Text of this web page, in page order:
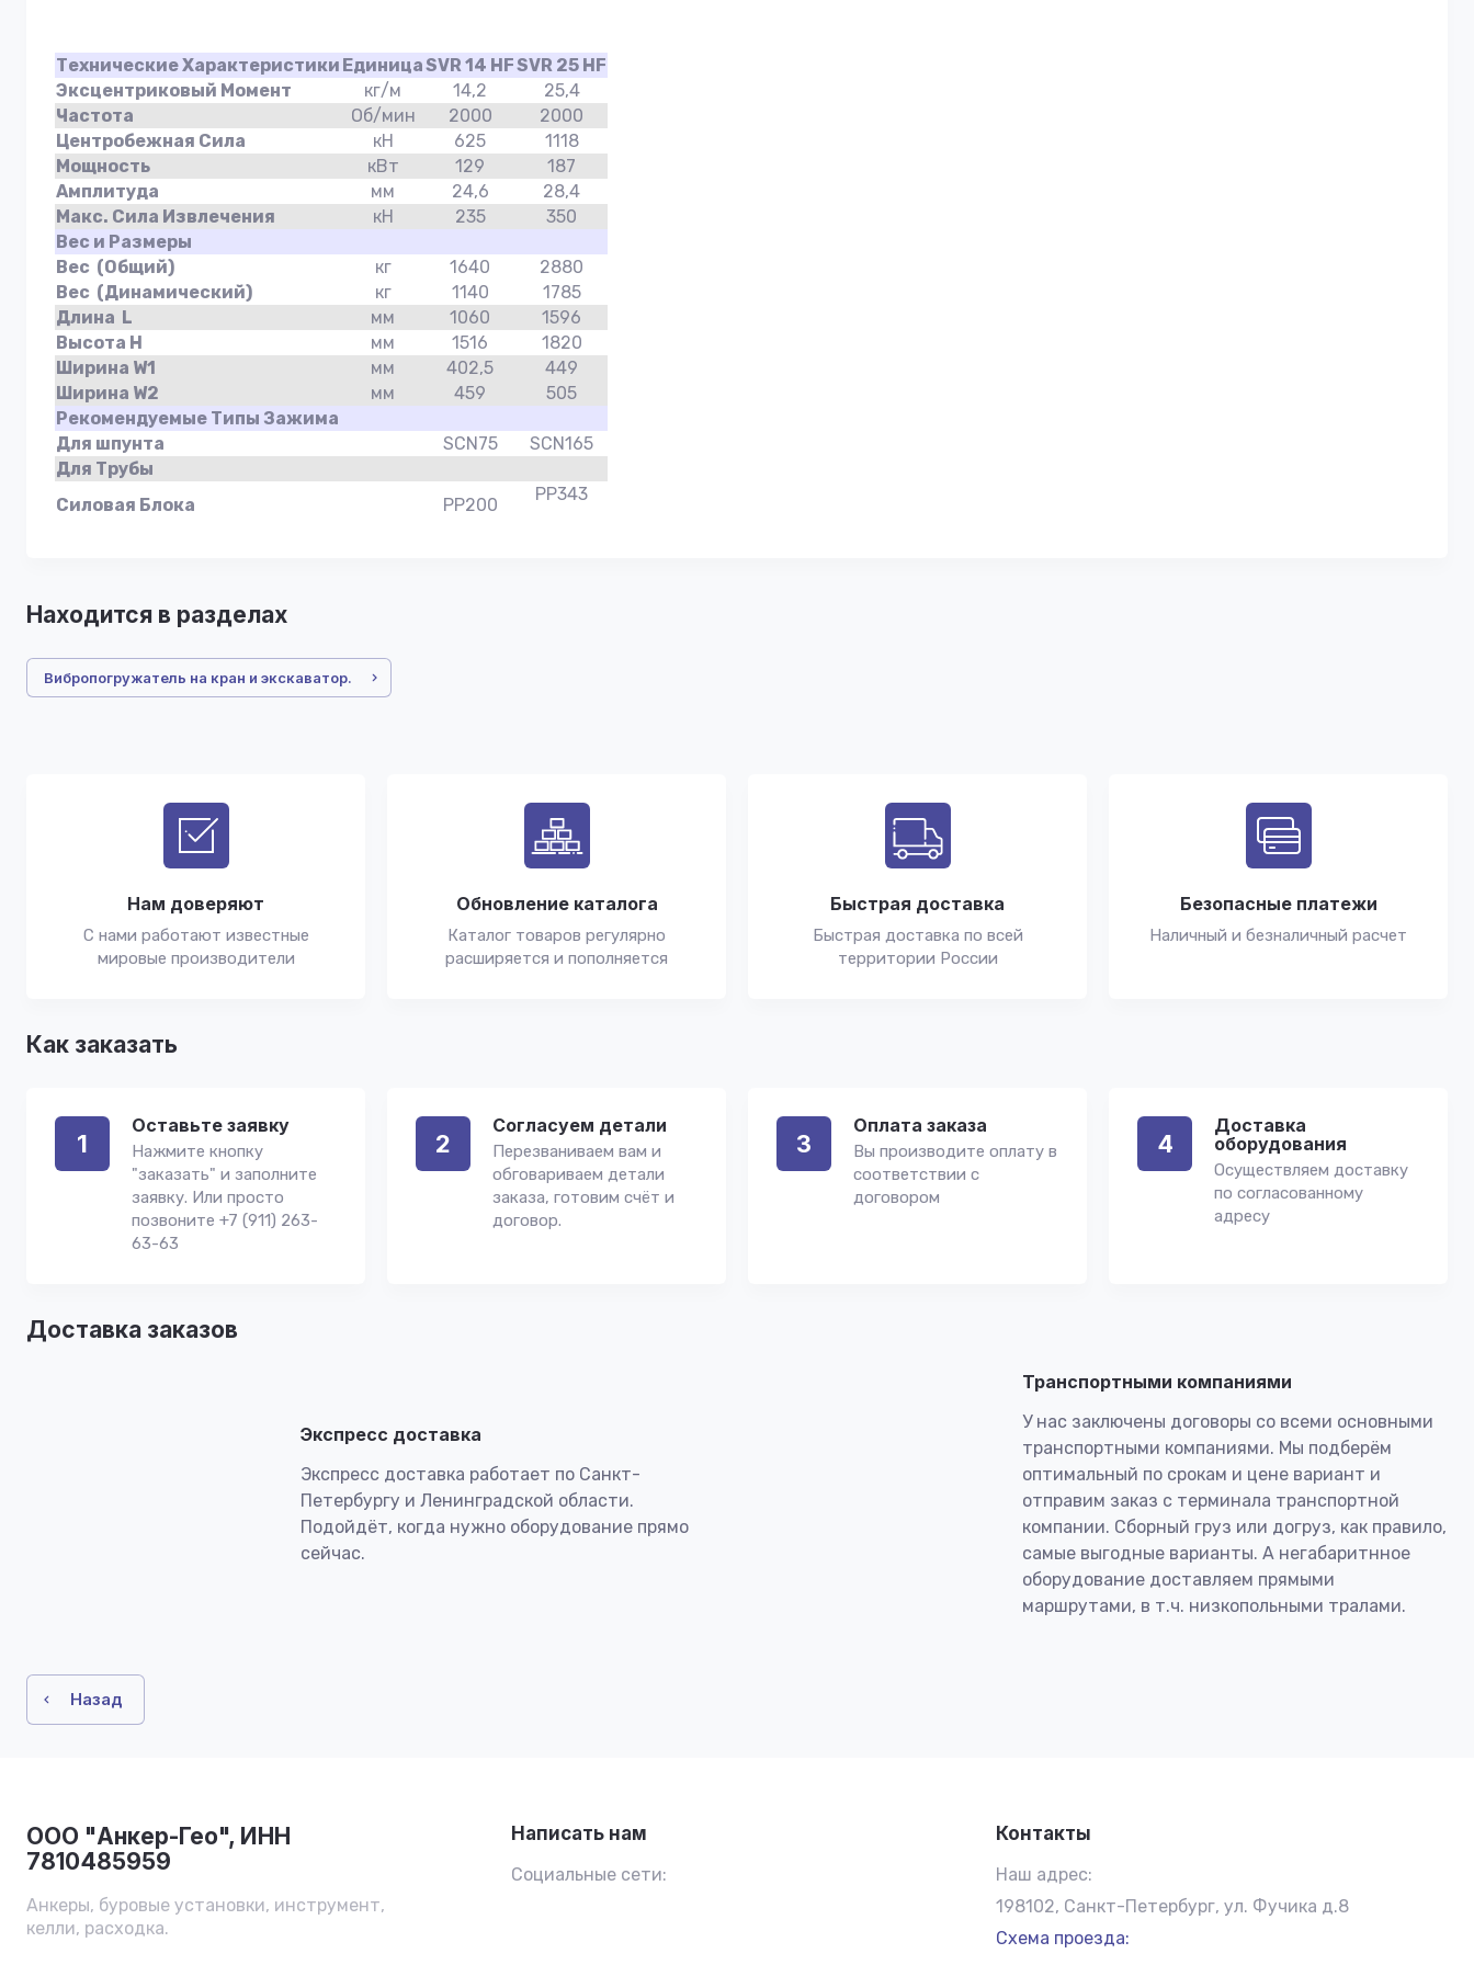
Технические Характеристики ЕдиницаSVR 14 HFSVR 25 HF
Эксцентриковый Момент
кг/м 14,2
25,4
Частота
Об/мин 2000
2000
Центробежная Сила
кН 625
1118
Мощность
кВт 129
187
Амплитуда
мм 24,6
28,4
Макс. Сила Извлечения
кН 235
350
Вес и Размеры
Вес (Общий)
кг 1640
2880
Вес (Динамический)
кг 1140
1785
Длина L
мм 1060
1596
Высота H
мм 1516
1820
Ширина W1
мм 402,5
449
Ширина W2
мм 459
505
Рекомендуемые Типы Зажима
Для шпунта
SCN75
SCN165
Для Трубы
Силовая Блока
PP200
PP343
Находится в разделах
Вибропогружатель на кран и экскаватор.
Нам доверяют
С нами работают известные
мировые производители
Обновление каталога
Каталог товаров регулярно
расширяется и пополняется
Быстрая доставка
Быстрая доставка по всей
территории России
Безопасные платежи
Наличный и безналичный расчет
Как заказать
1
Оставьте заявку
Нажмите кнопку
"заказать" и заполните
заявку. Или просто
позвоните +7 (911) 263-
63-63
2
Согласуем детали
Перезваниваем вам и
обговариваем детали
заказа, готовим счёт и
договор.
3
Оплата заказа
Вы производите оплату в
соответствии с
договором
4
Доставка
оборудования
Осуществляем доставку
по согласованному
адресу
Доставка заказов
Экспресс доставка
Экспресс доставка работает по Санкт-
Петербургу и Ленинградской области.
Подойдёт, когда нужно оборудование прямо
сейчас.
Транспортными компаниями
У нас заключены договоры со всеми основными
транспортными компаниями. Мы подберём
оптимальный по срокам и цене вариант и
отправим заказ с терминала транспортной
компании. Сборный груз или догруз, как правило,
самые выгодные варианты. А негабаритнное
оборудование доставляем прямыми
маршрутами, в т.ч. низкопольными тралами.
Назад
ООО "Анкер-Гео", ИНН
7810485959
Анкеры, буровые установки, инструмент,
келли, расходка.
Написать нам
Социальные сети:
Контакты
Наш адрес:
198102, Санкт-Петербург, ул. Фучика д.8
Схема проезда: